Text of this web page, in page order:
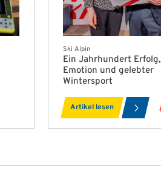
Ski Alpin
Ein Jahrhundert Erfolg,
Emotion und gelebter
Wintersport
Artikel lesen